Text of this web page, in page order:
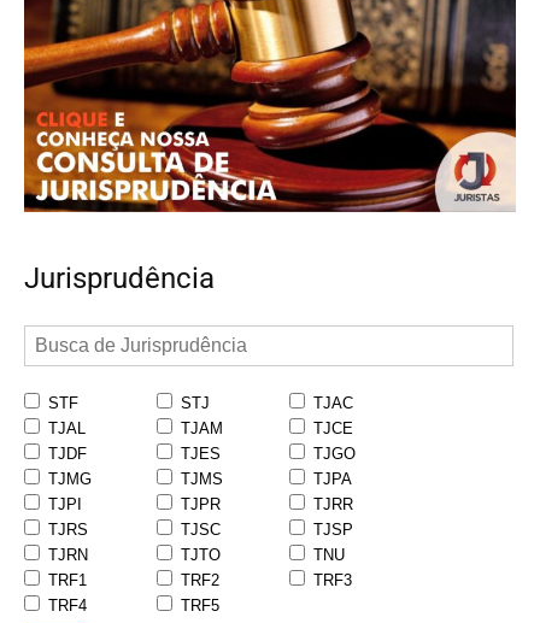
Jurisprudência
STF STJ
TJAC
TJAL
TJAM
TJCE
TJDF
TJES
TJGO
TJMG
TJMS
TJPA
TJPI
TJPR
TJRR
TJRS
TJSC
TJSP
TJRN
TJTO
TNU
TRF1
TRF2
TRF3
TRF4
TRF5